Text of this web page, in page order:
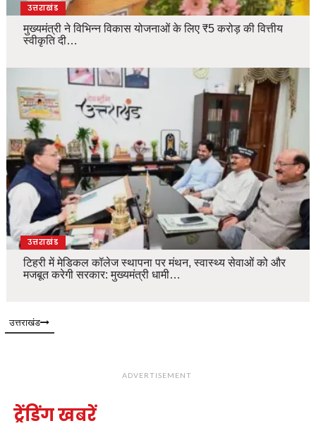
उत्तराखंड
मुख्यमंत्री ने विभिन्न विकास योजनाओं के लिए ₹5 करोड़ की वित्तीय
स्वीकृति दी…
उत्तराखंड
टिहरी में मेडिकल कॉलेज स्थापना पर मंथन, स्वास्थ्य सेवाओं को और
मजबूत करेगी सरकार: मुख्यमंत्री धामी…
उत्तराखंड
ADVERTISEMENT
ट्रेंडिंग खबरें